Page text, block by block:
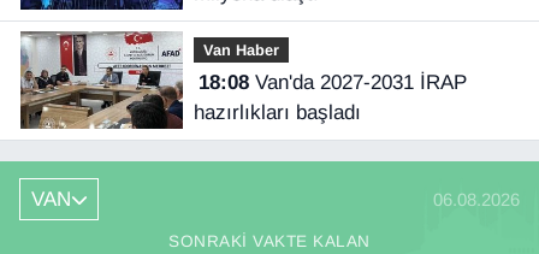
Van Haber
18:08Van'da 2027-2031 İRAP
hazırlıkları başladı
VAN 06.08.2026
SONRAKI VAKTE KALAN